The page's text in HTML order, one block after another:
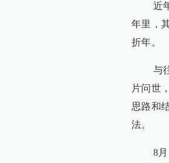
近年
年里，
折年。
与往
片问世
思路和
法。
8月，